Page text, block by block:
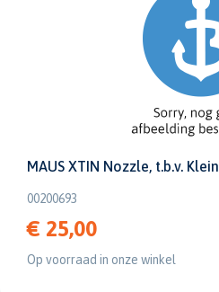
MAUS XTIN Nozzle, t.b.v. Klein
00200693
€ 25,00
Op voorraad in onze winkel